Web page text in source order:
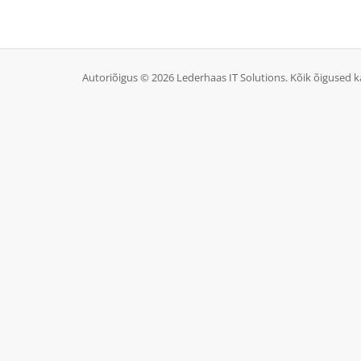
Autoriõigus © 2026 Lederhaas IT Solutions. Kõik õigused